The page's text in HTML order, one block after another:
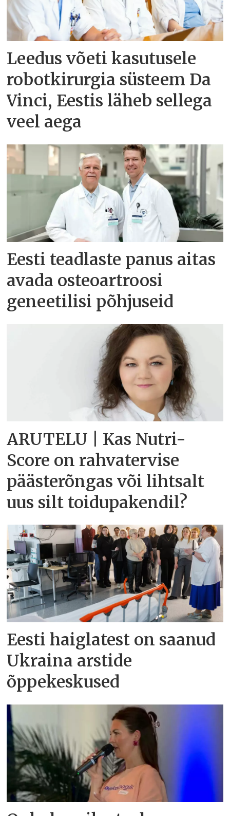
Leedus võeti kasutusele
robotkirurgia süsteem Da
Vinci, Eestis läheb sellega
veel aega
Eesti teadlaste panus aitas
avada osteoartroosi
geneetilisi põhjuseid
ARUTELU | Kas Nutri-
Score on rahvatervise
päästerõngas või lihtsalt
uus silt toidupakendil?
Eesti haiglatest on saanud
Ukraina arstide
õppekeskused